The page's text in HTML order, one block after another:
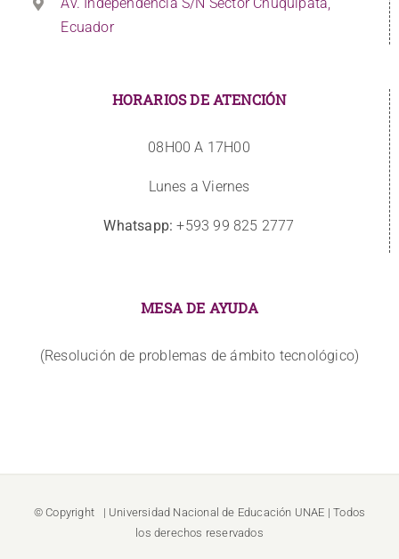
Ecuador
HORARIOS DE ATENCIÓN
08H00 A 17H00
Lunes a Viernes
Whatsapp: +593 99 825 2777
MESA DE AYUDA
(Resolución de problemas de ámbito tecnológico)
© Copyright | Universidad Nacional de Educación UNAE | Todos
los derechos reservados